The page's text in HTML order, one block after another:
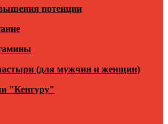
потенции
(для мужчин и женщин)
"Кенгуру"